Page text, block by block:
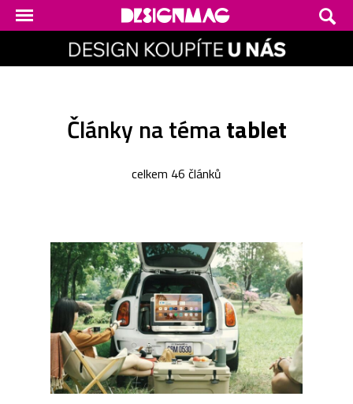
Články na tématablet
celkem 46 článků